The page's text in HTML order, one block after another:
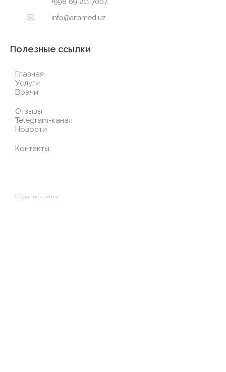
info@anamed.uz
Полезные ссылки
Главная
Услуги
Врачи
Отзывы
Telegram-канал
Новости
Контакты
Создание сайтов